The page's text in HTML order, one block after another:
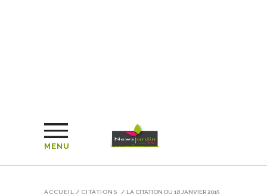
MENU
ACCUEIL / CITATIONS / LA CITATION DU 18 JANVIER 2015